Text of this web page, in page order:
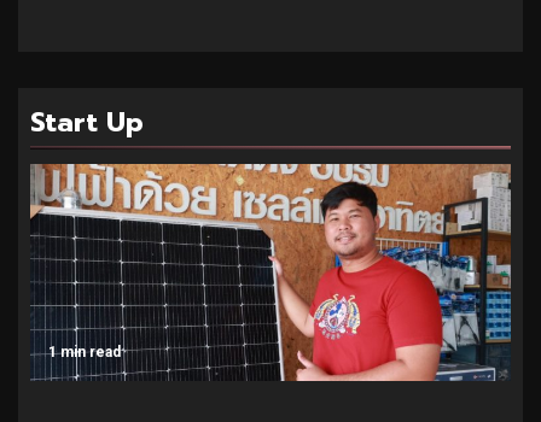
Start Up
1 min read